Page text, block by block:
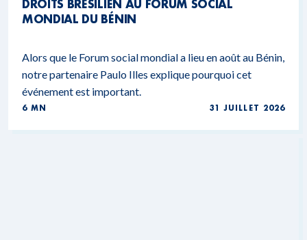
DROITS BRÉSILIEN AU FORUM SOCIAL
MONDIAL DU BÉNIN
Alors que le Forum social mondial a lieu en août au Bénin,
notre partenaire Paulo Illes explique pourquoi cet
événement est important.
6 MN 31 JUILLET 2026